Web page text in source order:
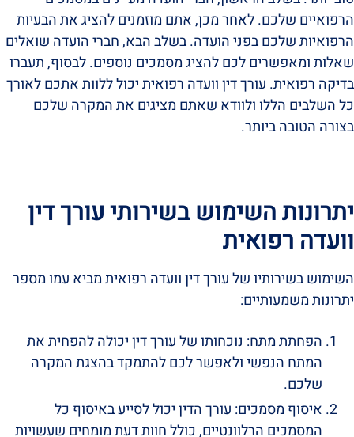
הרפואיים שלכם. לאחר מכן, אתם מוזמנים להציג את הבעיות
הרפואיות שלכם בפני הועדה. בשלב הבא, חברי הועדה שואלים
שאלות ומאפשרים לכם להציג מסמכים נוספים. לבסוף, תעברו
בדיקה רפואית. עורך דין וועדה רפואית יכול ללוות אתכם לאורך
כל השלבים הללו ולוודא שאתם מציגים את המקרה שלכם
בצורה הטובה ביותר.
יתרונות השימוש בשירותי עורך דין
וועדה רפואית
השימוש בשירותיו של עורך דין וועדה רפואית מביא עמו מספר
יתרונות משמעותיים:
הפחתת מתח: נוכחותו של עורך דין יכולה להפחית את
המתח הנפשי ולאפשר לכם להתמקד בהצגת המקרה
שלכם.
איסוף מסמכים: עורך הדין יכול לסייע באיסוף כל
המסמכים הרלוונטיים, כולל חוות דעת מומחים שעשויות